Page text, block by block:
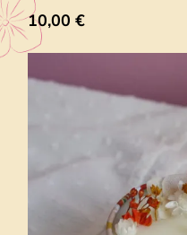
10,00€